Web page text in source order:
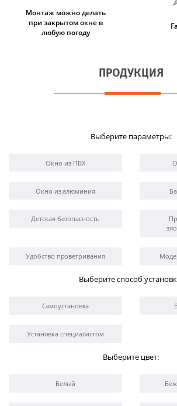
Монтаж можно делать
при закрытом окне в
любую погоду
ПРОДУКЦИЯ
Выберите параметры:
Окно из ПВХ
Окно из алюминия
Детская безопасность
Удобство проветривания
Выберите способ
Самоустановка
Установка специалистом
Выберите цвет:
Белый